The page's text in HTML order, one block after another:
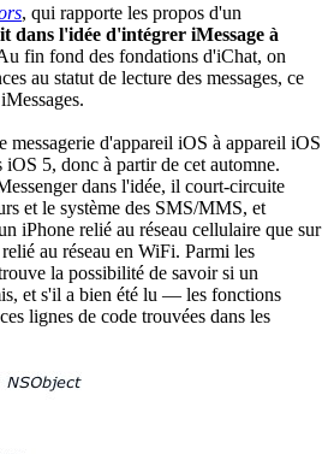
, qui rapporte les propos d'un
dans l'idée d'intégrer iMessage à
fin fond des fondations d'iChat, on
au statut de lecture des messages, ce
messagerie d'appareil iOS à appareil iOS
iOS 5, donc à partir de cet automne.
dans l'idée, il court-circuite
et le système des SMS/MMS, et
iPhone relié au réseau cellulaire que sur
au réseau en WiFi. Parmi les
la possibilité de savoir si un
et s'il a bien été lu — les fonctions
lignes de code trouvées dans les